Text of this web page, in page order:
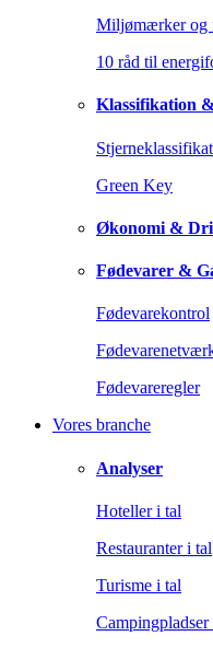
Miljømærker og
10 råd til
Klassifikation
Green Key
Økonomi &
Fødevarer &
Fødevarekontrol
Fødevareregler
Vores branche
Analyser
Hoteller i tal
Restauranter i tal
Turisme i tal
Campingpladser